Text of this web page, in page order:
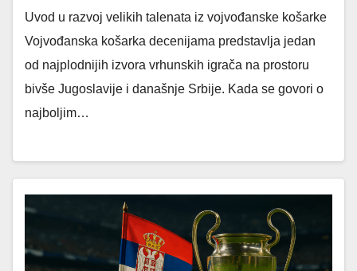
Uvod u razvoj velikih talenata iz vojvođanske košarke
Vojvođanska košarka decenijama predstavlja jedan
od najplodnijih izvora vrhunskih igrača na prostoru
bivše Jugoslavije i današnje Srbije. Kada se govori o
najboljim…